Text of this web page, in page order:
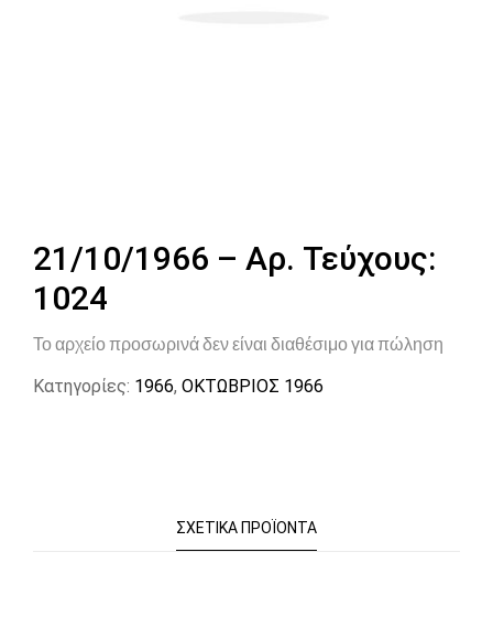
21/10/1966 – Αρ. Τεύχους:
1024
Το αρχείο προσωρινά δεν είναι διαθέσιμο για πώληση
Κατηγορίες: 1966, ΟΚΤΩΒΡΙΟΣ 1966
ΣΧΕΤΙΚΆ ΠΡΟΪΌΝΤΑ